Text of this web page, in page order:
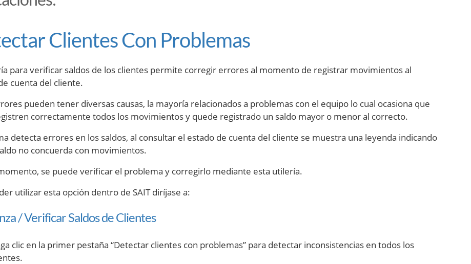
Clientes Con Problemas
para verificar saldos de los clientes permite corregir errores al momento de registrar movimientos al
cuenta del cliente.
pueden tener diversas causas, la mayoría relacionados a problemas con el equipo lo cual ocasiona que
correctamente todos los movimientos y quede registrado un saldo mayor o menor al correcto.
detecta errores en los saldos, al consultar el estado de cuenta del cliente se muestra una leyenda indicando
no concuerda con movimientos.
se puede verificar el problema y corregirlo mediante esta utilería.
utilizar esta opción dentro de SAIT diríjase a:
/ Verificar Saldos de Clientes
clic en la primer pestaña “Detectar clientes con problemas” para detectar inconsistencias en todos los